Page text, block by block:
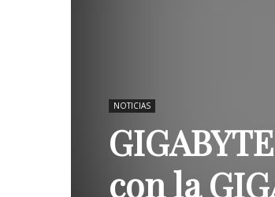
NOTICIAS
con la